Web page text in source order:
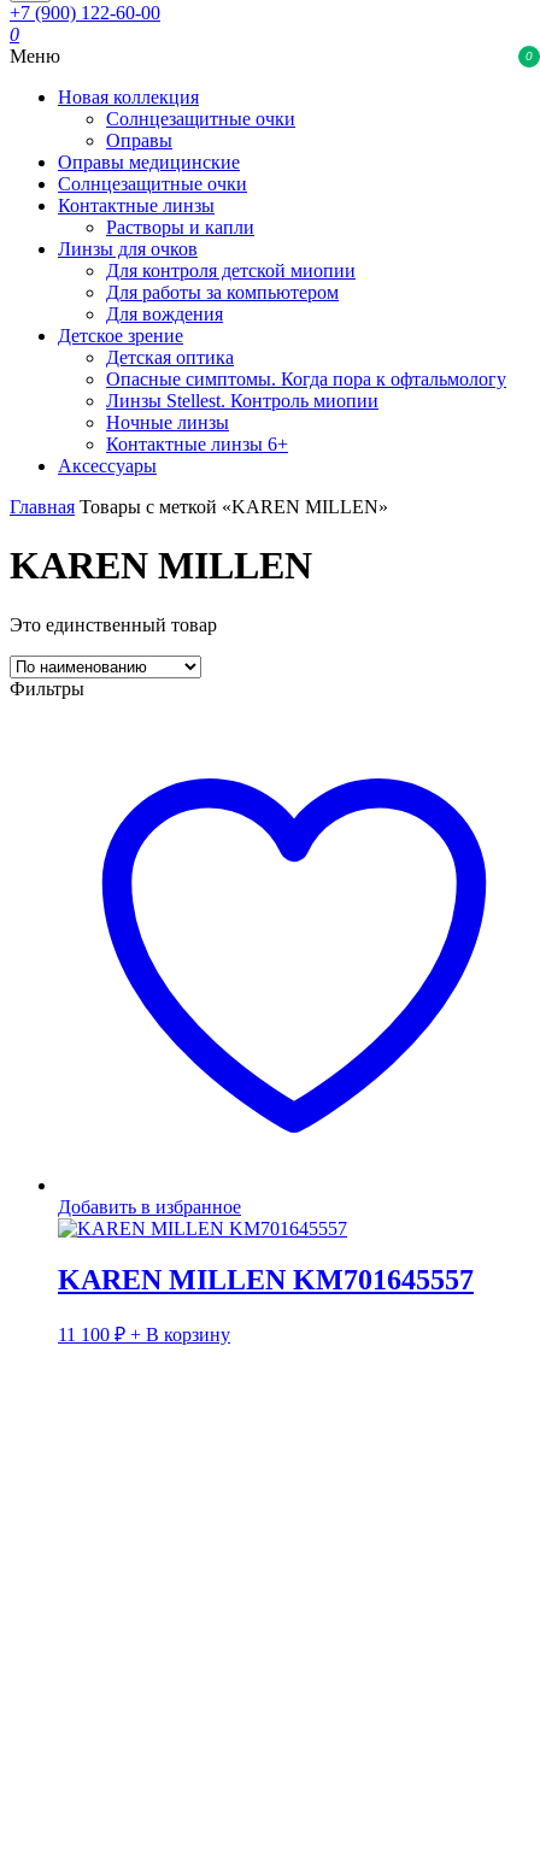
+7 (900) 122-60-00
0
0
Меню
Новая коллекция
Солнцезащитные очки
Оправы
Оправы медицинские
Солнцезащитные очки
Контактные линзы
Растворы и капли
Линзы для очков
Для контроля детской миопии
Для работы за компьютером
Для вождения
Детское зрение
Детская оптика
Опасные симптомы. Когда пора к офтальмологу
Линзы Stellest. Контроль миопии
Ночные линзы
Контактные линзы 6+
Аксессуары
Главная Товары с меткой «KAREN MILLEN»
KAREN MILLEN
Это единственный товар
Фильтры
Добавить в избранное
KAREN MILLEN KM701645557
11 100 ₽ + В корзину